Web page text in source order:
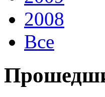
2008
Все